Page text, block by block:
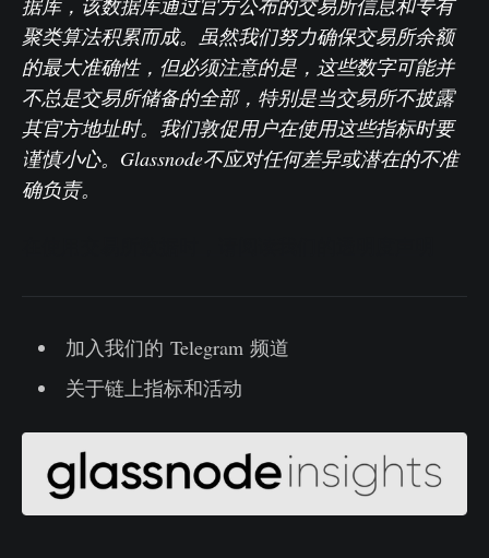
据库，该数据库通过官方公布的交易所信息和专有
聚类算法积累而成。虽然我们努力确保交易所余额
的最大准确性，但必须注意的是，这些数字可能并
不总是交易所储备的全部，特别是当交易所不披露
其官方地址时。我们敦促用户在使用这些指标时要
谨慎小心。Glassnode不应对任何差异或潜在的不准
确负责。
加入我们的 Telegram 频道
关于链上指标和活动